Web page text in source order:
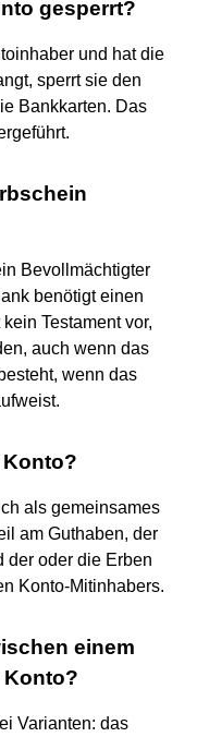
gesperrt?
und hat die
sperrt sie den
Bankkarten. Das
Bevollmächtigter
benötigt einen
Testament vor,
auch wenn das
wenn das
Konto?
als gemeinsames
am Guthaben, der
der oder die Erben
Konto-Mitinhabers.
einem
Konto?
Varianten: das